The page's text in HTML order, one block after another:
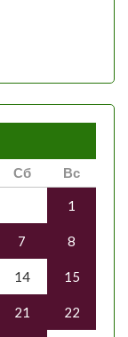
Сб Вс
1
7 8
14 15
21 22